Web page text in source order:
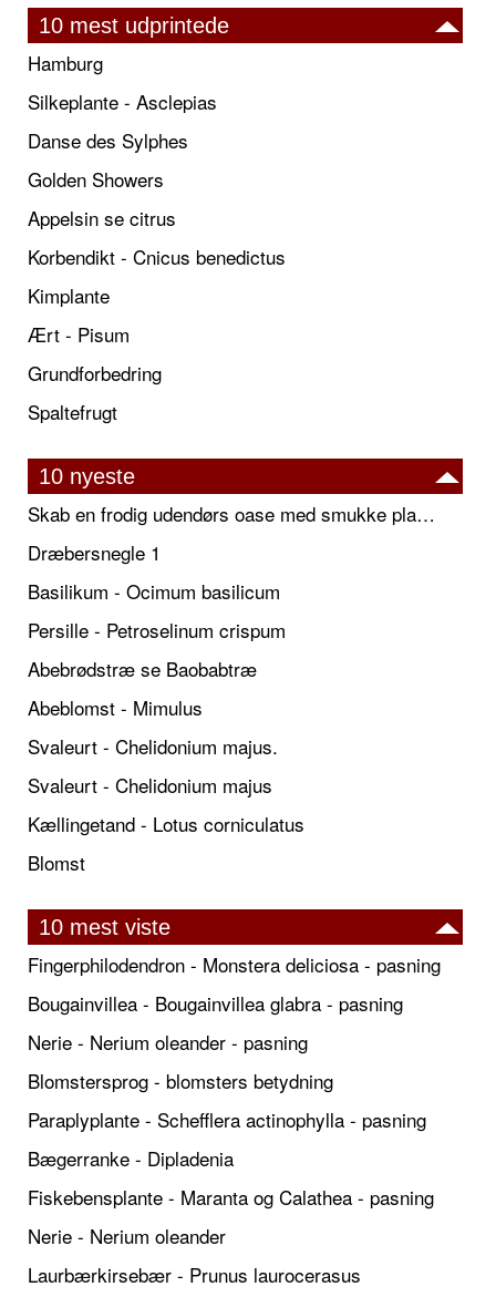
10 mest udprintede
Hamburg
Silkeplante - Asclepias
Danse des Sylphes
Golden Showers
Appelsin se citrus
Korbendikt - Cnicus benedictus
Kimplante
Ært - Pisum
Grundforbedring
Spaltefrugt
10 nyeste
Skab en frodig udendørs oase med smukke plantekrukker og elegante espalier
Dræbersnegle 1
Basilikum - Ocimum basilicum
Persille - Petroselinum crispum
Abebrødstræ se Baobabtræ
Abeblomst - Mimulus
Svaleurt - Chelidonium majus.
Svaleurt - Chelidonium majus
Kællingetand - Lotus corniculatus
Blomst
10 mest viste
Fingerphilodendron - Monstera deliciosa - pasning
Bougainvillea - Bougainvillea glabra - pasning
Nerie - Nerium oleander - pasning
Blomstersprog - blomsters betydning
Paraplyplante - Schefflera actinophylla - pasning
Bægerranke - Dipladenia
Fiskebensplante - Maranta og Calathea - pasning
Nerie - Nerium oleander
Laurbærkirsebær - Prunus laurocerasus